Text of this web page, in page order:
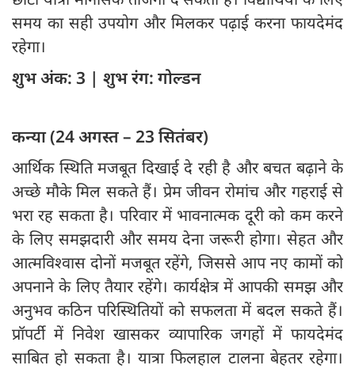
समय का सही उपयोग और मिलकर पढ़ाई करना फायदेमंद
रहेगा।
शुभ अंक: 3 | शुभ रंग: गोल्डन
कन्या (24 अगस्त – 23 सितंबर)
आर्थिक स्थिति मजबूत दिखाई दे रही है और बचत बढ़ाने के
अच्छे मौके मिल सकते हैं। प्रेम जीवन रोमांच और गहराई से
भरा रह सकता है। परिवार में भावनात्मक दूरी को कम करने
के लिए समझदारी और समय देना जरूरी होगा। सेहत और
आत्मविश्वास दोनों मजबूत रहेंगे, जिससे आप नए कामों को
अपनाने के लिए तैयार रहेंगे। कार्यक्षेत्र में आपकी समझ और
अनुभव कठिन परिस्थितियों को सफलता में बदल सकते हैं।
प्रॉपर्टी में निवेश खासकर व्यापारिक जगहों में फायदेमंद
साबित हो सकता है। यात्रा फिलहाल टालना बेहतर रहेगा।